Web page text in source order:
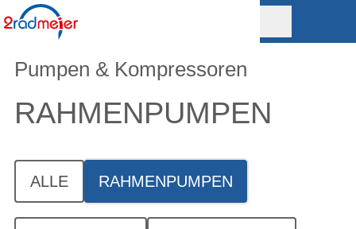
Pumpen & Kompressoren
RAHMENPUMPEN
ALLE RAHMENPUMPEN